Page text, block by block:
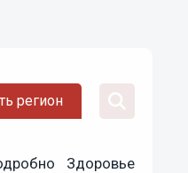
регион
Здоровье